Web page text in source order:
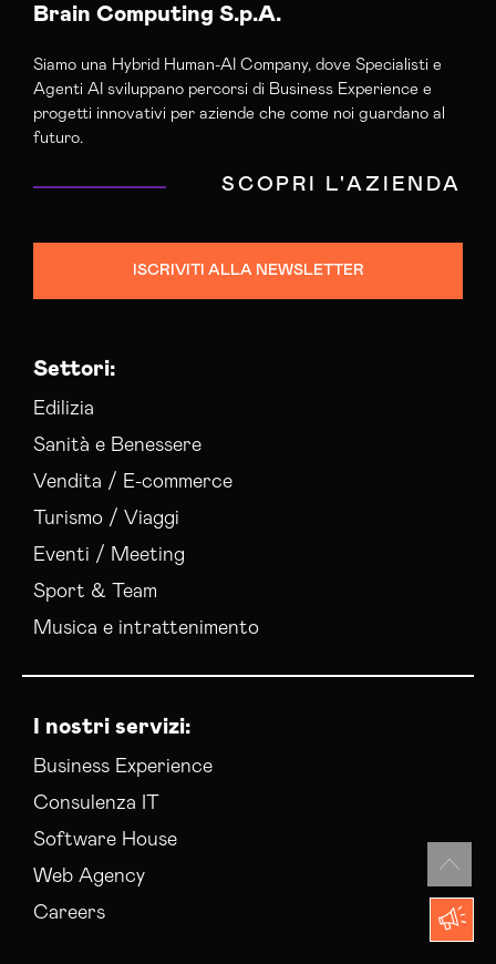
Brain Computing S.p.A.
Siamo una Hybrid Human-AI Company, dove Specialisti e
Agenti AI sviluppano percorsi di Business Experience e
progetti innovativi per aziende che come noi guardano al
futuro.
SCOPRI L'AZIENDA
ISCRIVITI ALLA NEWSLETTER
Settori:
Edilizia
Sanità e Benessere
Vendita / E-commerce
Turismo / Viaggi
Eventi / Meeting
Sport & Team
Musica e intrattenimento
I nostri servizi:
Business Experience
Consulenza IT
Software House
Web Agency
Careers